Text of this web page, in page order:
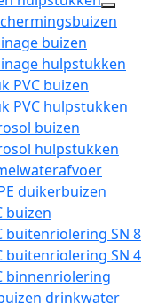
open
menu
buizen
hulpstukken
PVC buizen
PVC hulpstukken
buizen
hulpstukken
duikerbuizen
buizen
buitenriolering SN 8
buitenriolering SN 4
binnenriolering
drinkwater